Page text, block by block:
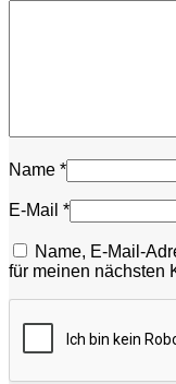
Name *
E-Mail *
Name, E-Mail-
für meinen nächsten